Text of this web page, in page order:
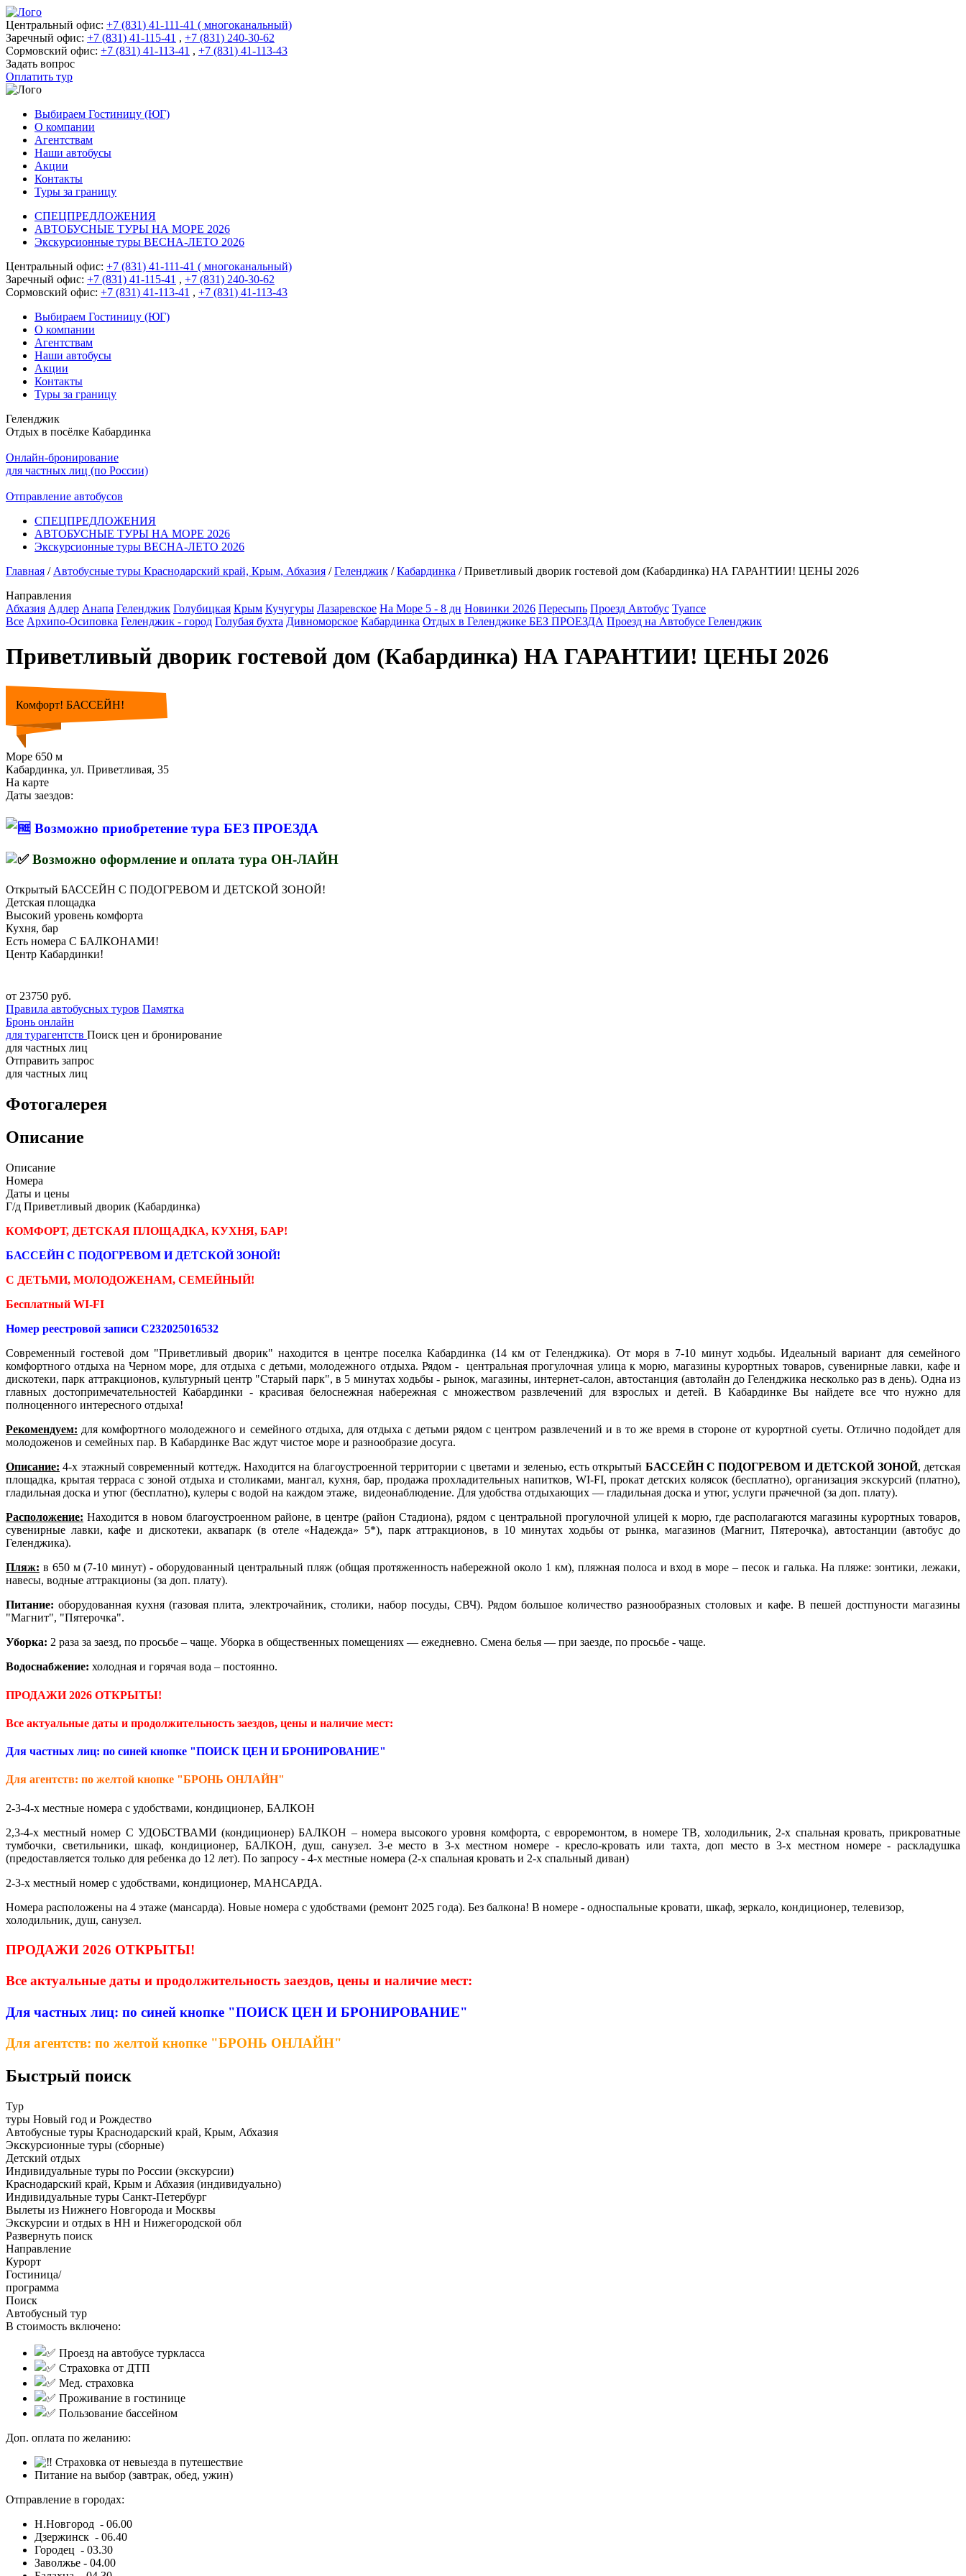
Центральный офис: +7 (831) 41-111-41 ( многоканальный)
Заречный офис: +7 (831) 41-115-41 , +7 (831) 240-30-62
Сормовский офис: +7 (831) 41-113-41 , +7 (831) 41-113-43
Задать вопрос
Оплатить тур
Выбираем Гостиницу (ЮГ)
О компании
Агентствам
Наши автобусы
Акции
Контакты
Туры за границу
СПЕЦПРЕДЛОЖЕНИЯ
АВТОБУСНЫЕ ТУРЫ НА МОРЕ 2026
Экскурсионные туры ВЕСНА-ЛЕТО 2026
Центральный офис: +7 (831) 41-111-41 ( многоканальный)
Заречный офис: +7 (831) 41-115-41 , +7 (831) 240-30-62
Сормовский офис: +7 (831) 41-113-41 , +7 (831) 41-113-43
Выбираем Гостиницу (ЮГ)
О компании
Агентствам
Наши автобусы
Акции
Контакты
Туры за границу
Геленджик
Отдых в посёлке Кабардинка
Онлайн-бронирование
для частных лиц (по России)
Отправление автобусов
СПЕЦПРЕДЛОЖЕНИЯ
АВТОБУСНЫЕ ТУРЫ НА МОРЕ 2026
Экскурсионные туры ВЕСНА-ЛЕТО 2026
Главная / Автобусные туры Краснодарский край, Крым, Абхазия /Геленджик /Кабардинка /Приветливый дворик гостевой дом (Кабардинка) НА ГАРАНТИИ! ЦЕНЫ 2026
Направления
Абхазия Адлер Анапа Геленджик Голубицкая Крым Кучугуры Лазаревское На Море 5 - 8 дн Новинки 2026 Пересыпь Проезд Автобус Туапсе
Все Архипо-Осиповка Геленджик - город Голубая бухта Дивноморское Кабардинка Отдых в Геленджике БЕЗ ПРОЕЗДА Проезд на Автобусе Геленджик
Приветливый дворик гостевой дом (Кабардинка) НА ГАРАНТИИ! ЦЕНЫ 2026
Комфорт! БАССЕЙН!
Море 650 м
Кабардинка, ул. Приветливая, 35
На карте
Даты заездов:
Возможно приобретение тура БЕЗ ПРОЕЗДА
Возможно оформление и оплата тура ОН-ЛАЙН
Открытый БАССЕЙН С ПОДОГРЕВОМ И ДЕТСКОЙ ЗОНОЙ!
Детская площадка
Высокий уровень комфорта
Кухня, бар
Есть номера С БАЛКОНАМИ!
Центр Кабардинки!
от 23750 руб.
Правила автобусных туров Памятка
Бронь онлайн
для турагентств Поиск цен и бронирование
для частных лиц
Отправить запрос
для частных лиц
Фотогалерея
Описание
Описание
Номера
Даты и цены
Г/д Приветливый дворик (Кабардинка)
КОМФОРТ, ДЕТСКАЯ ПЛОЩАДКА, КУХНЯ, БАР!
БАССЕЙН С ПОДОГРЕВОМ И ДЕТСКОЙ ЗОНОЙ!
С ДЕТЬМИ, МОЛОДОЖЕНАМ, СЕМЕЙНЫЙ!
Бесплатный WI-FI
Номер реестровой записи С232025016532
Современный гостевой дом "Приветливый дворик" находится в центре поселка Кабардинка (14 км от Геленджика). От моря в 7-10 минут ходьбы. Идеальный вариант для семейного
комфортного отдыха на Черном море, для отдыха с детьми, молодежного отдыха. Рядом - центральная прогулочная улица к морю, магазины курортных товаров, сувенирные лавки, кафе и
дискотеки, парк аттракционов, культурный центр "Старый парк", в 5 минутах ходьбы - рынок, магазины, интернет-салон, автостанция (автолайн до Геленджика несколько раз в день). Одна из
главных достопримечательностей Кабардинки - красивая белоснежная набережная с множеством развлечений для взрослых и детей. В Кабардинке Вы найдете все что нужно для
полноценного интересного отдыха!
Рекомендуем: для комфортного молодежного и семейного отдыха, для отдыха с детьми рядом с центром развлечений и в то же время в стороне от курортной суеты. Отлично подойдет для
молодоженов и семейных пар. В Кабардинке Вас ждут чистое море и разнообразие досуга.
Описание: 4-х этажный современный коттедж. Находится на благоустроенной территории с цветами и зеленью, есть открытый БАССЕЙН С ПОДОГРЕВОМ И ДЕТСКОЙ ЗОНОЙ, детская
площадка, крытая терраса с зоной отдыха и столиками, мангал, кухня, бар, продажа прохладительных напитков, WI-FI, прокат детских колясок (бесплатно), организация экскурсий (платно),
гладильная доска и утюг (бесплатно), кулеры с водой на каждом этаже, видеонаблюдение. Для удобства отдыхающих — гладильная доска и утюг, услуги прачечной (за доп. плату).
Расположение: Находится в новом благоустроенном районе, в центре (район Стадиона), рядом с центральной прогулочной улицей к морю, где располагаются магазины курортных товаров,
сувенирные лавки, кафе и дискотеки, аквапарк (в отеле «Надежда» 5*), парк аттракционов, в 10 минутах ходьбы от рынка, магазинов (Магнит, Пятерочка), автостанции (автобус до
Геленджика).
Пляж: в 650 м (7-10 минут)-оборудованный центральный пляж (общая протяженность набережной около 1 км), пляжная полоса и вход в море – песок и галька. На пляже: зонтики, лежаки,
навесы, водные аттракционы (за доп. плату).
Питание: оборудованная кухня (газовая плита, электрочайник, столики, набор посуды, СВЧ). Рядом большое количество разнообразных столовых и кафе. В пешей достпуности магазины
"Магнит", "Пятерочка".
Уборка: 2 раза за заезд, по просьбе – чаще. Уборка в общественных помещениях — ежедневно. Смена белья — при заезде, по просьбе - чаще.
Водоснабжение: холодная и горячая вода – постоянно.
ПРОДАЖИ 2026 ОТКРЫТЫ!
Все актуальные даты и продолжительность заездов, цены и наличие мест:
Для частных лиц: по синей кнопке "ПОИСК ЦЕН И БРОНИРОВАНИЕ"
Для агентств: по желтой кнопке "БРОНЬ ОНЛАЙН"
2-3-4-х местные номера с удобствами, кондиционер, БАЛКОН
2,3-4-х местный номер С УДОБСТВАМИ (кондиционер) БАЛКОН – номера высокого уровня комфорта, с евроремонтом, в номере ТВ, холодильник, 2-х спальная кровать, прикроватные
тумбочки, светильники, шкаф, кондиционер, БАЛКОН, душ, санузел. 3-е место в 3-х местном номере - кресло-кровать или тахта, доп место в 3-х местном номере - раскладушка
(предоставляется только для ребенка до 12 лет). По запросу - 4-х местные номера (2-х спальная кровать и 2-х спальный диван)
2-3-х местный номер с удобствами, кондиционер, МАНСАРДА.
Номера расположены на 4 этаже (мансарда). Новые номера с удобствами (ремонт 2025 года). Без балкона! В номере - односпальные кровати, шкаф, зеркало, кондиционер, телевизор,
холодильник, душ, санузел.
ПРОДАЖИ 2026 ОТКРЫТЫ!
Все актуальные даты и продолжительность заездов, цены и наличие мест:
Для частных лиц: по синей кнопке "ПОИСК ЦЕН И БРОНИРОВАНИЕ"
Для агентств: по желтой кнопке "БРОНЬ ОНЛАЙН"
Быстрый поиск
Тур
туры Новый год и Рождество
Автобусные туры Краснодарский край, Крым, Абхазия
Экскурсионные туры (сборные)
Детский отдых
Индивидуальные туры по России (экскурсии)
Краснодарский край, Крым и Абхазия (индивидуально)
Индивидуальные туры Санкт-Петербург
Вылеты из Нижнего Новгорода и Москвы
Экскурсии и отдых в НН и Нижегородской обл
Развернуть поиск
Направление
Курорт
Гостиница/
программа
Поиск
Автобусный тур
В стоимость включено:
Проезд на автобусе туркласса
Страховка от ДТП
Мед. страховка
Проживание в гостинице
Пользование бассейном
Доп. оплата по желанию:
Страховка от невыезда в путешествие
Питание на выбор (завтрак, обед, ужин)
Отправление в городах:
Н.Новгород - 06.00
Дзержинск - 06.40
Городец - 03.30
Заволжье - 04.00